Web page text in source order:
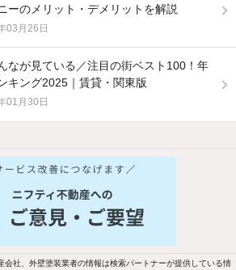
ーのメリット・デメリットを解説
03月26日
なが見ている／注目の街ベスト100！年
キング2025｜賃貸・関東版
01月30日
り込んでいます！
2階以上
会社、外壁塗装業者の情報は検索パートナーが提供している情